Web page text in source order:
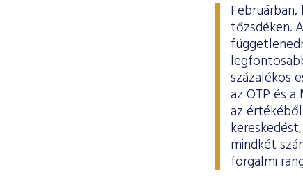
tőzsdéken.
százalékos
az OTP és
az
mindkét
forgalmi